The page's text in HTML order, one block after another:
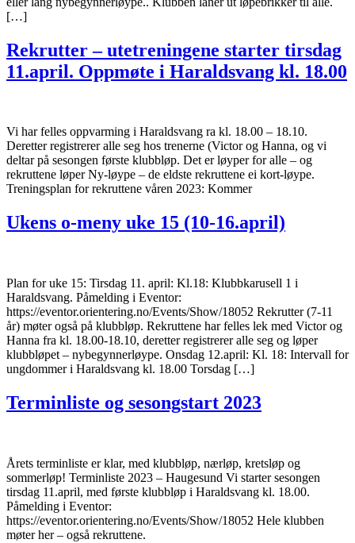
[…]
Rekrutter – utetreningene starter tirsdag
11.april. Oppmøte i Haraldsvang kl. 18.00
Vi har felles oppvarming i Haraldsvang ra kl. 18.00 – 18.10.
Deretter registrerer alle seg hos trenerne (Victor og Hanna, og vi
deltar på sesongen første klubbløp. Det er løyper for alle – og
rekruttene løper Ny-løype – de eldste rekruttene ei kort-løype.
Treningsplan for rekruttene våren 2023: Kommer
Ukens o-meny uke 15 (10-16.april)
Plan for uke 15: Tirsdag 11. april: Kl.18: Klubbkarusell 1 i
Haraldsvang. Påmelding i Eventor:
https://eventor.orientering.no/Events/Show/18052 Rekrutter (7-11
år) møter også på klubbløp. Rekruttene har felles lek med Victor og
Hanna fra kl. 18.00-18.10, deretter registrerer alle seg og løper
klubbløpet – nybegynnerløype. Onsdag 12.april: Kl. 18: Intervall for
ungdommer i Haraldsvang kl. 18.00 Torsdag […]
Terminliste og sesongstart 2023
Årets terminliste er klar, med klubbløp, nærløp, kretsløp og
sommerløp! Terminliste 2023 – Haugesund Vi starter sesongen
tirsdag 11.april, med første klubbløp i Haraldsvang kl. 18.00.
Påmelding i Eventor:
https://eventor.orientering.no/Events/Show/18052 Hele klubben
møter her – også rekruttene.